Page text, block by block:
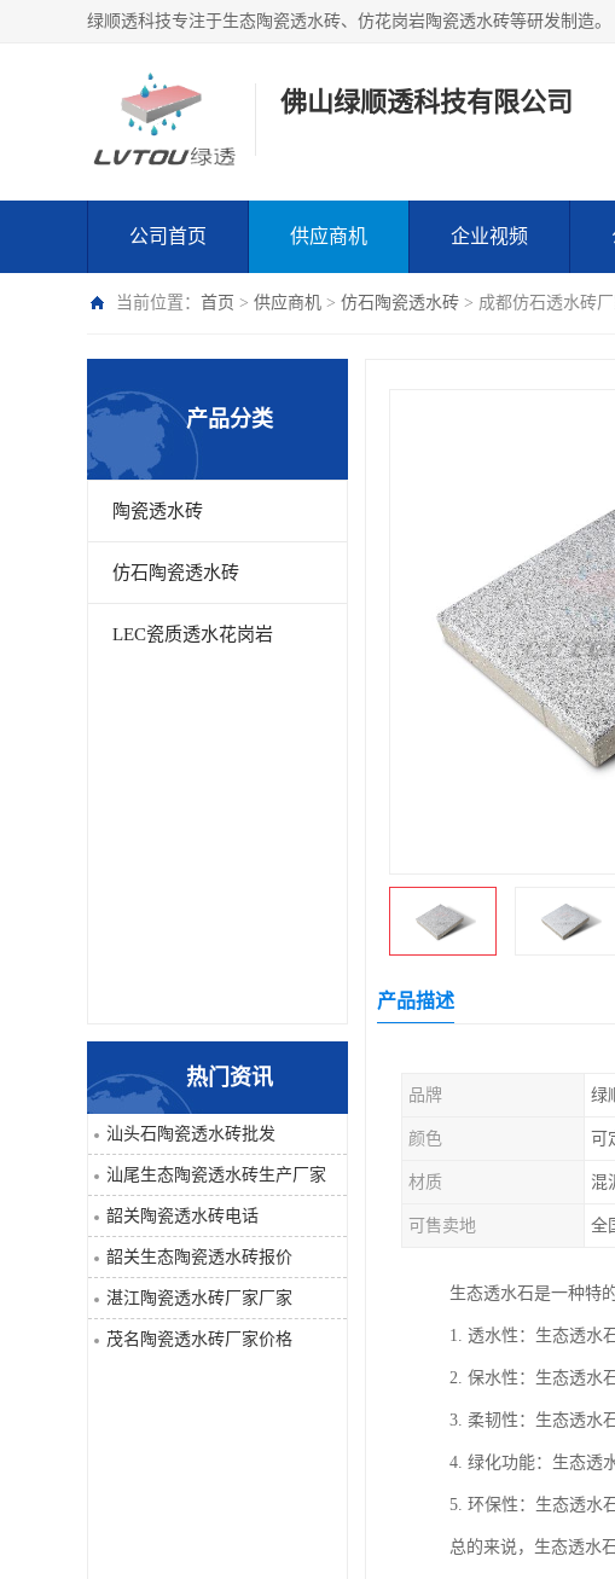
绿顺透科技专注于生态陶瓷透水砖、仿花岗岩陶瓷透水砖等研发制造。
佛山绿顺透科技有限公司
公司首页 供应商机 企业视频
当前位置： 首页 > 供应商机 > 仿石陶瓷透水砖 > 成都仿石透水砖
产品分类
陶瓷透水砖
仿石陶瓷透水砖
LEC瓷质透水花岗岩
热门资讯
汕头石陶瓷透水砖批发
汕尾生态陶瓷透水砖生产厂家
韶关陶瓷透水砖电话
韶关生态陶瓷透水砖报价
湛江陶瓷透水砖厂家厂家
茂名陶瓷透水砖厂家价格
产品描述
品牌 绿
颜色 可
材质 混
可售卖地 全
生态透水石是一种特
1. 透水性：生态透水
2. 保水性：生态透水
3. 柔韧性：生态透水
4. 绿化功能：生态透
5. 环保性：生态透水
总的来说，生态透水